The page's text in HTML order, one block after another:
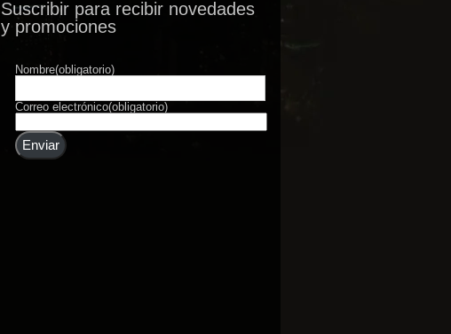
Suscribir para recibir novedades
y promociones
Nombre(obligatorio)
Correo electrónico(obligatorio)
Enviar